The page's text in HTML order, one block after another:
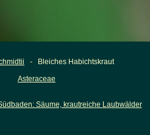
- Bleiches Habichtskraut
Asteraceae
Säume, krautreiche Laubwälder